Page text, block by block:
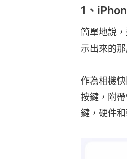
1、
簡單地說
示出來的
作為相機
按鍵，附
鍵，硬件